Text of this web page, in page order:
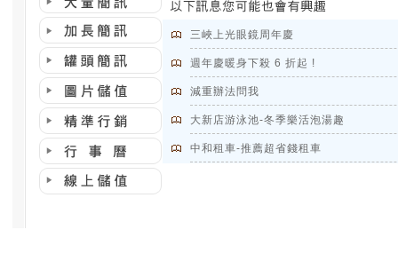
三峽上光眼鏡周年慶
週年慶暖身下殺 6 折起 !
減重辦法問我
大新店游泳池-冬季樂活泡湯趣
中和租車-推薦超省錢租車